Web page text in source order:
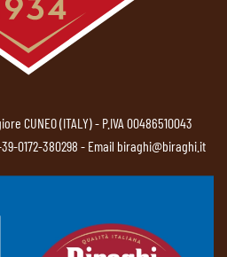
CUNEO (ITALY) - P.IVA 00486510043
0172-380298 - Email biraghi@biraghi.it